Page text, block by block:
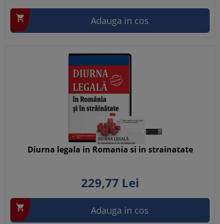
 Adauga in cos
Diurna legala in Romania si in strainatate
229,77 Lei
 Adauga in cos